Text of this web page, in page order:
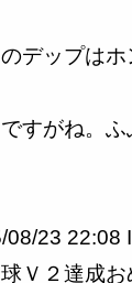
のデップは
すがね。ふ
08/23 22:08
Ｖ２達成お